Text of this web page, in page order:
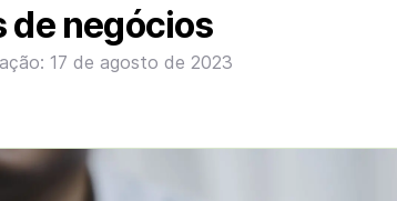
de negócios
17 de agosto de 2023